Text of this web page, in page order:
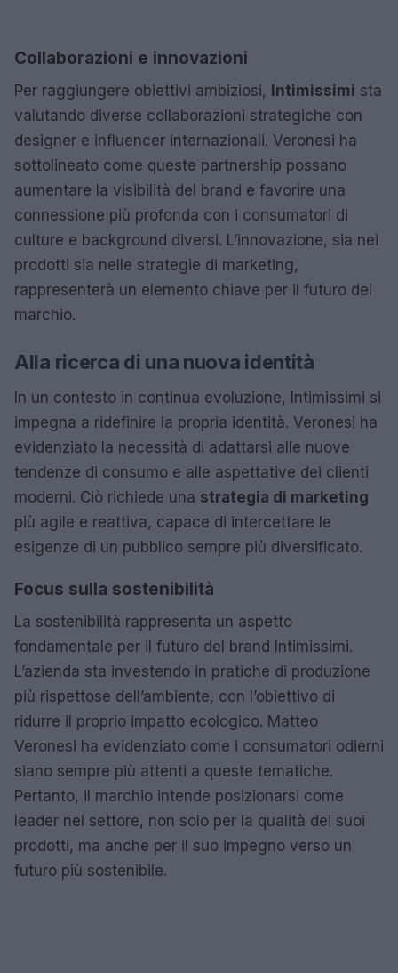
Collaborazioni e innovazioni
Per raggiungere obiettivi ambiziosi, Intimissimi sta
valutando diverse collaborazioni strategiche con
designer e influencer internazionali. Veronesi ha
sottolineato come queste partnership possano
aumentare la visibilità del brand e favorire una
connessione più profonda con i consumatori di
culture e background diversi. L’innovazione, sia nei
prodotti sia nelle strategie di marketing,
rappresenterà un elemento chiave per il futuro del
marchio.
Alla ricerca di una nuova identità
In un contesto in continua evoluzione, Intimissimi si
impegna a ridefinire la propria identità. Veronesi ha
evidenziato la necessità di adattarsi alle nuove
tendenze di consumo e alle aspettative dei clienti
moderni. Ciò richiede una strategia di marketing
più agile e reattiva, capace di intercettare le
esigenze di un pubblico sempre più diversificato.
Focus sulla sostenibilità
La sostenibilità rappresenta un aspetto
fondamentale per il futuro del brand Intimissimi.
L’azienda sta investendo in pratiche di produzione
più rispettose dell’ambiente, con l’obiettivo di
ridurre il proprio impatto ecologico. Matteo
Veronesi ha evidenziato come i consumatori odierni
siano sempre più attenti a queste tematiche.
Pertanto, il marchio intende posizionarsi come
leader nel settore, non solo per la qualità dei suoi
prodotti, ma anche per il suo impegno verso un
futuro più sostenibile.